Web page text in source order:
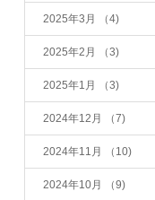
2025年3月 （4)
2025年2月 （3)
2025年1月 （3)
2024年12月 （7)
2024年11月 （10)
2024年10月 （9)